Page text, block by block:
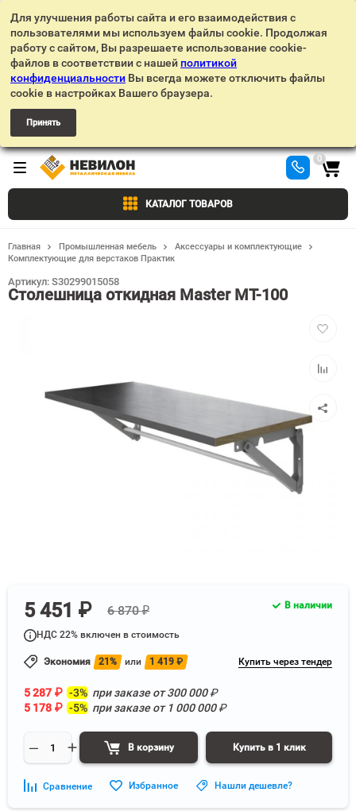
Для улучшения работы сайта и его взаимодействия с
пользователями мы используем файлы cookie. Продолжая
работу с сайтом, Вы разрешаете использование cookie-
файлов в соответствии с нашей политикой
конфиденциальности Вы всегда можете отключить файлы
cookie в настройках Вашего браузера.
Принять
КАТАЛОГ ТОВАРОВ
0
Главная Промышленная мебель
Аксессуары и комплектующие
Комплектующие для верстаков Практик
Столешница откидная Master MT-100
Артикул: S30299015058
5 451 ₽ 6 870 ₽
НДС 22% включен в стоимость
Экономия 21% или 1 419 ₽ Купить через тендер
5 287 ₽ -3% при заказе от300 000₽
5 178 ₽ -5% при заказе от 1 000 000₽
В корзину Купить в 1 клик
В наличии
Сравнение Избранное Нашли дешевле?